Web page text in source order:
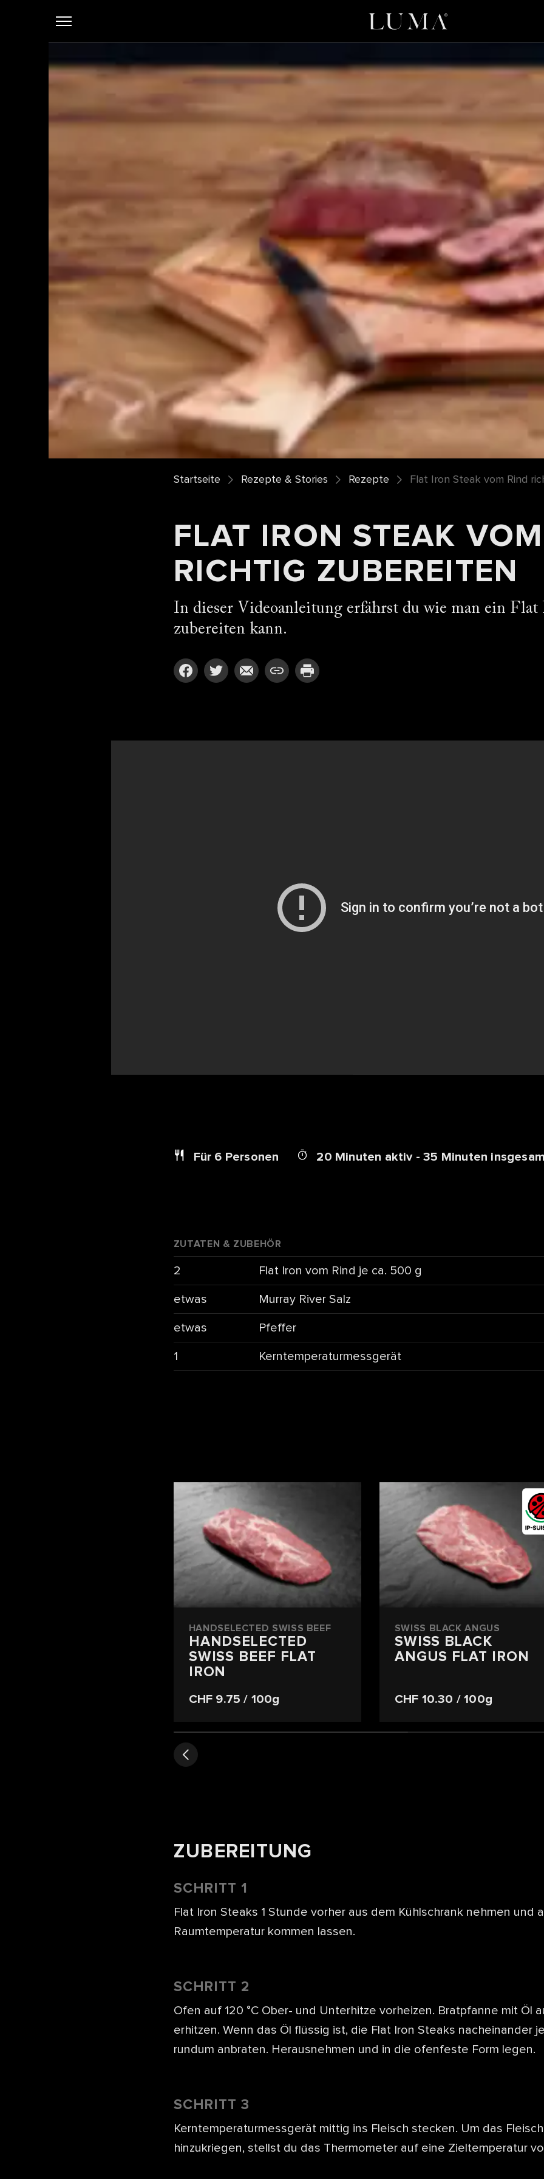
Startseite Rezepte & Stories Rezepte Flat Iron Steak vom Rind
FLAT IRON STEAK
RICHTIG ZUBEREITEN
In dieser Videoanleitung erfährst du wie man ein
zubereiten kann.
Für 6 Personen 20 Minuten aktiv - 35 Minuten
ZUTATEN & ZUBEHÖR
2 Flat Iron vom Rind je ca. 500 g
etwas Murray River Salz
etwas Pfeffer
1 Kerntemperaturmessgerät
HANDSELECTED SWISS BEEF
HANDSELECTED
SWISS BEEF FLAT
IRON
CHF 9.75/ 100g
SWISS BLACK ANGUS
SWISS BLACK
ANGUS FLAT IRON
CHF 10.30 / 100g
ZUBEREITUNG
SCHRITT 1
Flat Iron Steaks 1 Stunde vorher aus dem Kühlschrank nehmen und
Raumtemperatur kommen lassen.
SCHRITT 2
Ofen auf 120 °C Ober- und Unterhitze vorheizen. Bratpfanne mit Öl
erhitzen. Wenn das Öl flüssig ist, die Flat Iron Steaks nacheinander
rundum anbraten. Herausnehmen und in die ofenfeste Form legen.
SCHRITT 3
Kerntemperaturmessgerät mittig ins Fleisch stecken. Um das
hinzukriegen, stellst du das Thermometer auf eine Zieltemperatur